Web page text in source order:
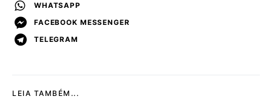
WHATSAPP
FACEBOOK MESSENGER
TELEGRAM
LEIA TAMBÉM...